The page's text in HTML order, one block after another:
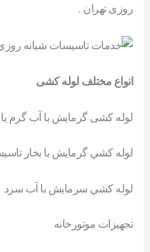
روزی تهران .
انواع مختلف لوله کشی
لوله کشی گرمايش با آب گرم
لوله کشي گرمايش با بخار
لوله کشي سرمايش با آب سرد
تجهيزات موتورخانه